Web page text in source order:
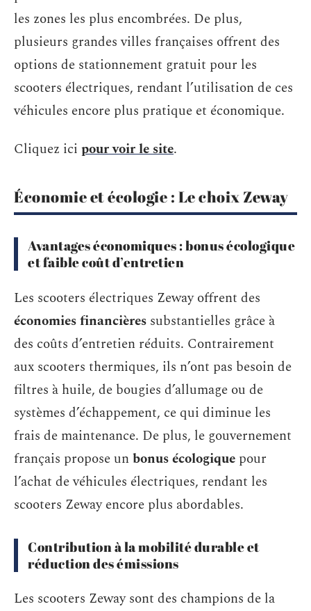
les zones les plus encombrées. De plus,
plusieurs grandes villes françaises offrent des
options de stationnement gratuit pour les
scooters électriques, rendant l’utilisation de ces
véhicules encore plus pratique et économique.
Cliquez ici pour voir le site.
Économie et écologie : Le choix Zeway
Avantages économiques : bonus écologique
et faible coût d’entretien
Les scooters électriques Zeway offrent des
économies financières substantielles grâce à
des coûts d’entretien réduits. Contrairement
aux scooters thermiques, ils n’ont pas besoin de
filtres à huile, de bougies d’allumage ou de
systèmes d’échappement, ce qui diminue les
frais de maintenance. De plus, le gouvernement
français propose unbonus écologique pour
l’achat de véhicules électriques, rendant les
scooters Zeway encore plus abordables.
Contribution à la mobilité durable et
réduction des émissions
Les scooters Zeway sont des champions de la